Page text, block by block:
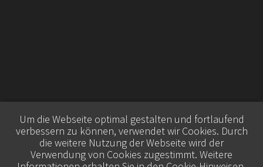
Um die Webseite optimal gestalten und fortlaufend
verbessern zu können, verwendet wir Cookies. Durch
die weitere Nutzung der Webseite wird der
Verwendung von Cookies zugestimmt. Weitere